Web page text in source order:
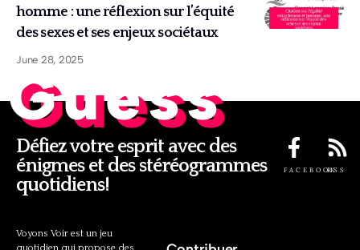
homme : une réflexion sur l’équité
des sexes et ses enjeux sociétaux
June 28, 2025
Guess
Défiez votre esprit avec des
énigmes et des stéréogrammes
quotidiens!
FACEBOOKRSS
Voyons Voir est un jeu
quotidien qui propose des